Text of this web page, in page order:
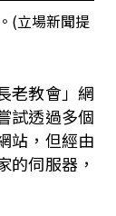
(立場新聞提
老教會」網
試透過多個
站，但經由
的伺服器，